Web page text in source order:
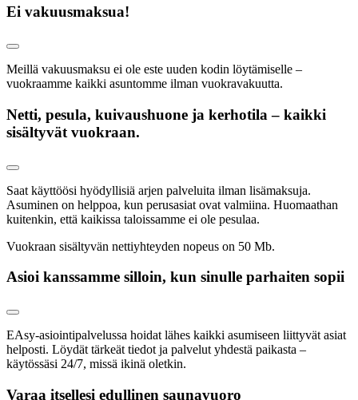
Ei vakuusmaksua!
Meillä vakuusmaksu ei ole este uuden kodin löytämiselle –
vuokraamme kaikki asuntomme ilman vuokravakuutta.
Netti, pesula, kuivaushuone ja kerhotila – kaikki
sisältyvät vuokraan.
Saat käyttöösi hyödyllisiä arjen palveluita ilman lisämaksuja.
Asuminen on helppoa, kun perusasiat ovat valmiina. Huomaathan
kuitenkin, että kaikissa taloissamme ei ole pesulaa.
Vuokraan sisältyvän nettiyhteyden nopeus on 50 Mb.
Asioi kanssamme silloin, kun sinulle parhaiten sopii
EAsy-asiointipalvelussa hoidat lähes kaikki asumiseen liittyvät asiat
helposti. Löydät tärkeät tiedot ja palvelut yhdestä paikasta –
käytössäsi 24/7, missä ikinä oletkin.
Varaa itsellesi edullinen saunavuoro